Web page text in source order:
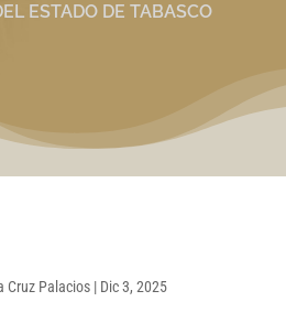
ESTADO DE TABASCO
Cruz Palacios| Dic 3, 2025